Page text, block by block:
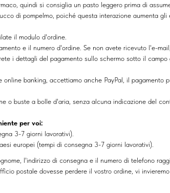
quindi si consiglia un pasto leggero prima di
di pompelmo, poiché questa interazione aumenta gli
il modulo d'ordine.
e il numero d'ordine. Se non avete ricevuto l'e-
i dettagli del pagamento sullo schermo sotto il
banking, accettiamo anche PayPal, il pagamento
o buste a bolle d'aria, senza alcuna indicazione del
per voi:
3-7 giorni lavorativi).
europei (tempi di consegna 3-7 giorni lavorativi).
l'indirizzo di consegna e il numero di telefono
postale dovesse perdere il vostro ordine, vi